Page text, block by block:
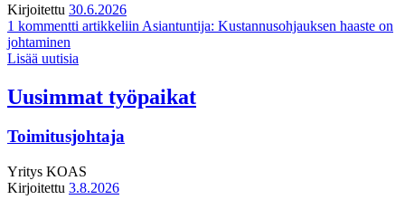
Kirjoitettu 30.6.2026
1 kommentti artikkeliin Asiantuntija: Kustannusohjauksen haaste on
johtaminen
Lisää uutisia
Uusimmat työpaikat
Toimitusjohtaja
Yritys KOAS
Kirjoitettu 3.8.2026